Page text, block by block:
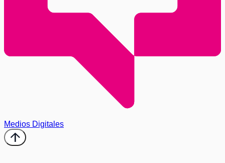
Medios Digitales
arrow_upward